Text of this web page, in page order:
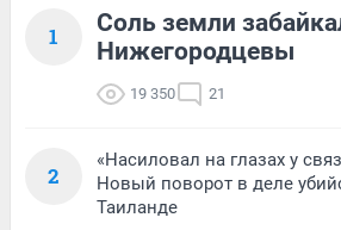
1
Соль земли
Нижегородцевы
19 350 21
2
«Насиловал на глазах у
Новый поворот в деле
Таиланде